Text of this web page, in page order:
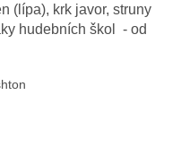
(lípa), krk javor, struny
hudebních škol - od